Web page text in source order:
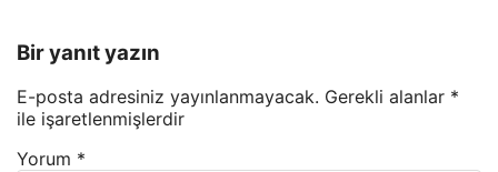
Bir yanıt yazın
E-posta adresiniz yayınlanmayacak. Gerekli alanlar *
ile işaretlenmişlerdir
Yorum *